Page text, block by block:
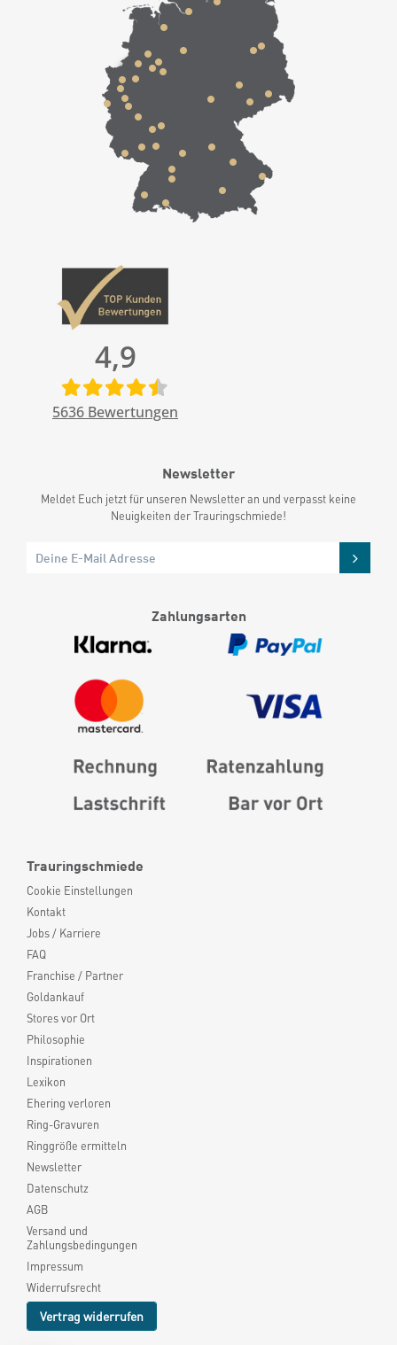
Trauringschmiede
Cookie Einstellungen
Kontakt
Jobs / Karriere
FAQ
Franchise / Partner
Goldankauf
Stores vor Ort
Philosophie
Inspirationen
Lexikon
Ehering verloren
Ring-Gravuren
Ringgröße ermitteln
Newsletter
Datenschutz
AGB
Versand und
Zahlungsbedingungen
Impressum
Widerrufsrecht
Vertrag widerrufen
4,9
5636 Bewertungen
Newsletter
Meldet Euch jetzt für unseren Newsletter an und verpasst keine
Neuigkeiten der Trauringschmiede!
Zahlungsarten